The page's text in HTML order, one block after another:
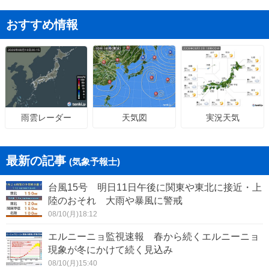
おすすめ情報
雨雲レーダー 天気図 実況天気
最新の記事 (気象予報士)
台風15号 明日11日午後に関東や東北に接近・上
陸のおそれ 大雨や暴風に警戒
08/10(月)18:12
エルニーニョ監視速報 春から続くエルニーニョ
現象が冬にかけて続く見込み
08/10(月)15:40